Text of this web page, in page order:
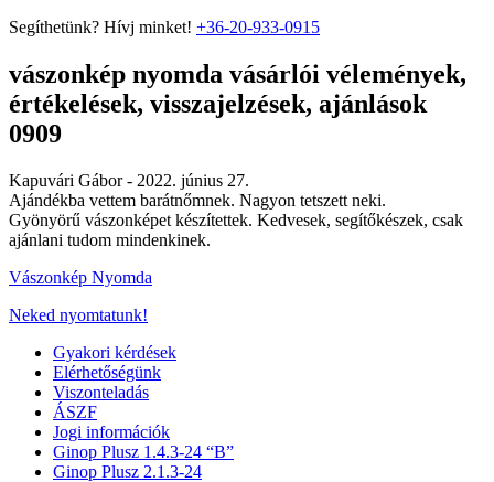
Segíthetünk? Hívj minket! +36-20-933-0915
vászonkép nyomda vásárlói vélemények,
értékelések, visszajelzések, ajánlások
0909
Kapuvári Gábor - 2022. június 27.
Ajándékba vettem barátnőmnek. Nagyon tetszett neki.
Gyönyörű vászonképet készítettek. Kedvesek, segítőkészek, csak
ajánlani tudom mindenkinek.
Vászonkép Nyomda
Neked nyomtatunk!
Gyakori kérdések
Elérhetőségünk
Viszonteladás
ÁSZF
Jogi információk
Ginop Plusz 1.4.3-24 “B”
Ginop Plusz 2.1.3-24